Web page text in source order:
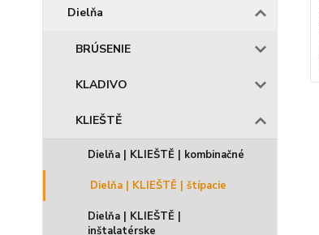
Dielňa
BRÚSENIE
KLADIVO
KLIEŠTĚ
Dielňa | KLIEŠTĚ | kombinačné
Dielňa | KLIEŠTĚ | štípacie
Dielňa | KLIEŠTĚ |
inštalatérske